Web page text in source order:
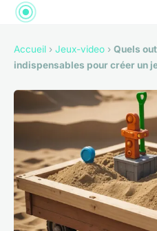
Accueil › Jeux-video › Quels
indispensables pour créer un